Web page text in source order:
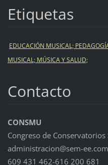
Etiquetas
EDUCACIÓN MUSICAL;
MUSICAL; MÚSICA Y SALUD;
Contacto
CONSMU
Congreso de
administracion@sem-ee.com
609 431 462-616 200 681